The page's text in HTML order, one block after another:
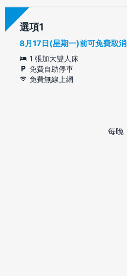
選項
8月17日(星期一)前可免費取消
1 張加大雙人床
免費自助停車
免費無線上網
每晚